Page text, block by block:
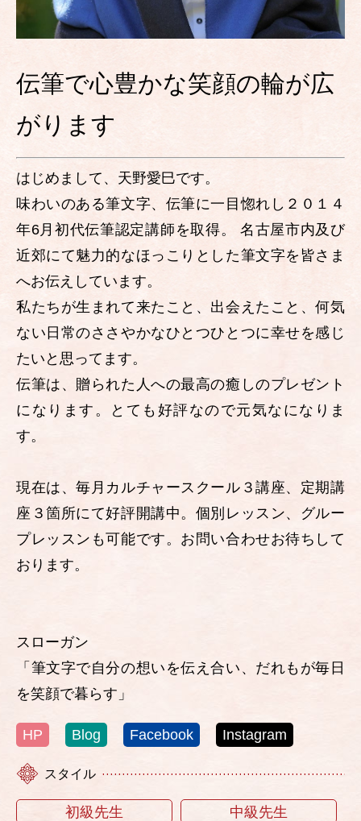
伝筆で心豊かな笑顔の輪が広
がります
はじめまして、天野愛巳です。
味わいのある筆文字、伝筆に一目惚れし２０１４
年6月初代伝筆認定講師を取得。 名古屋市内及び
近郊にて魅力的なほっこりとした筆文字を皆さま
へお伝えしています。
私たちが生まれて来たこと、出会えたこと、何気
ない日常のささやかなひとつひとつに幸せを感じ
たいと思ってます。
伝筆は、贈られた人への最高の癒しのプレゼント
になります。とても好評なので元気なになりま
す。
現在は、毎月カルチャースクール３講座、定期講
座３箇所にて好評開講中。個別レッスン、グルー
プレッスンも可能です。お問い合わせお待ちして
おります。
スローガン
「筆文字で自分の想いを伝え合い、だれもが毎日
を笑顔で暮らす」
HP Blog Facebook Instagram
スタイル
初級先生
中級先生